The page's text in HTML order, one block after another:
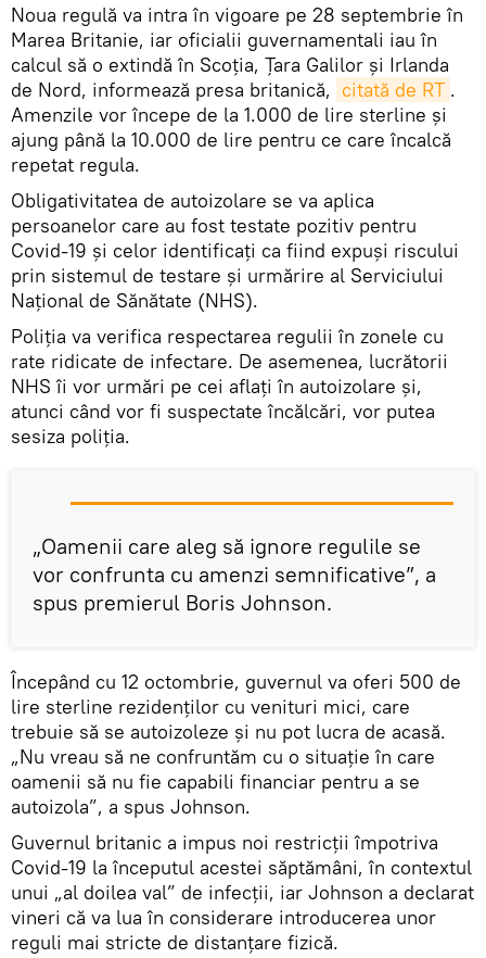
Noua regulă va intra în vigoare pe 28 septembrie în
Marea Britanie, iar oficialii guvernamentali iau în
calcul să o extindă în Scoția, Țara Galilor și Irlanda
de Nord, informează presa britanică, citată de RT .
Amenzile vor începe de la 1.000 de lire sterline și
ajung până la 10.000 de lire pentru ce care încalcă
repetat regula.
Obligativitatea de autoizolare se va aplica
persoanelor care au fost testate pozitiv pentru
Covid-19 și celor identificați ca fiind expuși riscului
prin sistemul de testare și urmărire al Serviciului
Național de Sănătate (NHS).
Poliția va verifica respectarea regulii în zonele cu
rate ridicate de infectare. De asemenea, lucrătorii
NHS îi vor urmări pe cei aflați în autoizolare și,
atunci când vor fi suspectate încălcări, vor putea
sesiza poliția.
„Oamenii care aleg să ignore regulile se
vor confrunta cu amenzi semnificative”, a
spus premierul Boris Johnson.
Începând cu 12 octombrie, guvernul va oferi 500 de
lire sterline rezidenților cu venituri mici, care
trebuie să se autoizoleze și nu pot lucra de acasă.
„Nu vreau să ne confruntăm cu o situație în care
oamenii să nu fie capabili financiar pentru a se
autoizola”, a spus Johnson.
Guvernul britanic a impus noi restricții împotriva
Covid-19 la începutul acestei săptămâni, în contextul
unui „al doilea val” de infecții, iar Johnson a declarat
vineri că va lua în considerare introducerea unor
reguli mai stricte de distanțare fizică.